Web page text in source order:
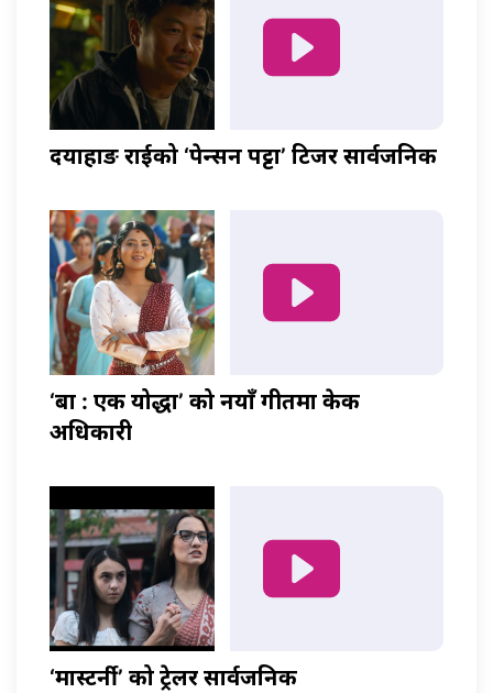
दयाहाङ राईको ‘पेन्सन पट्टा’ टिजर सार्वजनिक
‘बा : एक योद्धा’ को नयाँ गीतमा केकी
अधिकारी
‘मास्टर्नी’ को ट्रेलर सार्वजनिक